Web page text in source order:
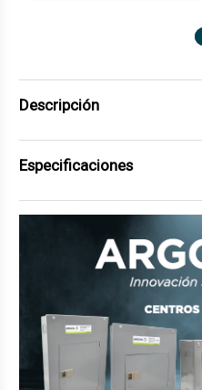
Descripción
Especificaciones